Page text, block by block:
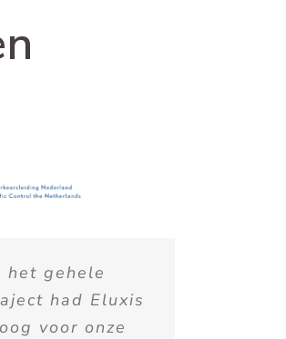
het gehele
had Eluxis
voor onze